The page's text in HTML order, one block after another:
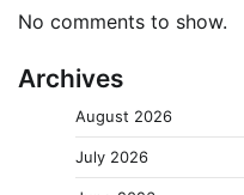
No comments to show.
Archives
August 2026
July 2026